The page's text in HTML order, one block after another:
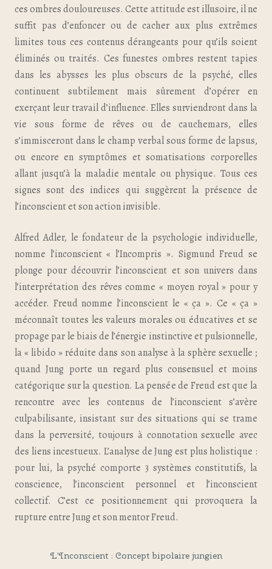
ces ombres douloureuses. Cette attitude est illusoire, il ne
suffit pas d’enfoncer ou de cacher aux plus extrêmes
limites tous ces contenus dérangeants pour qu’ils soient
éliminés ou traités. Ces funestes ombres restent tapies
dans les abysses les plus obscurs de la psyché, elles
continuent subtilement mais sûrement d’opérer en
exerçant leur travail d’influence. Elles surviendront dans la
vie sous forme de rêves ou de cauchemars, elles
s’immisceront dans le champ verbal sous forme de lapsus,
ou encore en symptômes et somatisations corporelles
allant jusqu’à la maladie mentale ou physique. Tous ces
signes sont des indices qui suggèrent la présence de
l’inconscient et son action invisible.
Alfred Adler, le fondateur de la psychologie individuelle,
nomme l’inconscient « l’Incompris ». Sigmund Freud se
plonge pour découvrir l’inconscient et son univers dans
l’interprétation des rêves comme « moyen royal » pour y
accéder. Freud nomme l’inconscient le « ça ». Ce « ça »
méconnaît toutes les valeurs morales ou éducatives et se
propage par le biais de l’énergie instinctive et pulsionnelle,
la « libido » réduite dans son analyse à la sphère sexuelle ;
quand Jung porte un regard plus consensuel et moins
catégorique sur la question. La pensée de Freud est que la
rencontre avec les contenus de l’inconscient s’avère
culpabilisante, insistant sur des situations qui se trame
dans la perversité, toujours à connotation sexuelle avec
des liens incestueux. L’analyse de Jung est plus holistique :
pour lui, la psyché comporte 3 systèmes constitutifs, la
conscience, l’inconscient personnel et l’inconscient
collectif. C’est ce positionnement qui provoquera la
rupture entre Jung et son mentor Freud.
L’Inconscient : Concept bipolaire jungien